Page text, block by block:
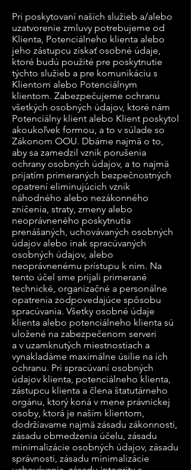
Pri poskytovaní našich služieb a/alebo
uzatvorenie zmluvy potrebujeme od
Klienta, Potenciálneho klienta alebo
jeho zástupcu získať osobné údaje,
ktoré budú použité pre poskytnutie
týchto služieb a pre komunikáciu s
Klientom alebo Potenciálnym
klientom. Zabezpečujeme ochranu
všetkých osobných údajov, ktoré nám
Potenciálny klient alebo Klient poskytol
akoukoľvek formou, a to v súlade so
Zákonom OOU. Dbáme najmä o to,
aby sa zamedzil vznik porušenia
ochrany osobných údajov, a to najmä
prijatím primeraných bezpečnostných
opatrení eliminujúcich vznik
náhodného alebo nezákonného
zničenia, straty, zmeny alebo
neoprávneného poskytnutia
prenášaných, uchovávaných osobných
údajov alebo inak spracúvaných
osobných údajov, alebo
neoprávnenému prístupu k nim. Na
tento účel sme prijali primerané
technické, organizačné a personálne
opatrenia zodpovedajúce spôsobu
spracúvania. Všetky osobné údaje
klienta alebo potenciálneho klienta sú
uložené na zabezpečenom serveri
a v uzamknutých miestnostiach a
vynakladáme maximálne úsilie na ich
ochranu. Pri spracúvaní osobných
údajov klienta, potenciálneho klienta,
zástupcu klienta a člena štatutárneho
orgánu, ktorý koná v mene právnickej
osoby, ktorá je naším klientom,
dodržiavame najmä zásadu zákonnosti,
zásadu obmedzenia účelu, zásadu
minimalizácie osobných údajov, zásadu
správnosti, zásadu minimalizácie